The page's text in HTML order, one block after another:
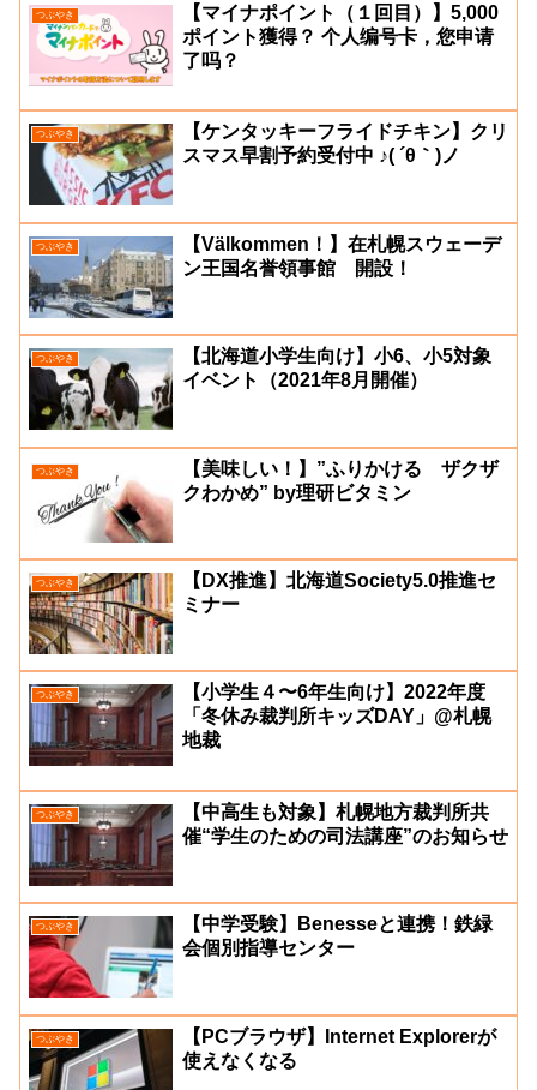
つぶやき
【マイナポイント（１回目）】5,000
ポイント獲得？ 个人编号卡，您申请
了吗？
つぶやき
【ケンタッキーフライドチキン】クリ
スマス早割予約受付中 ♪( ´θ｀)ノ
つぶやき
【Välkommen！】在札幌スウェーデ
ン王国名誉領事館 開設！
つぶやき
【北海道小学生向け】小6、小5対象
イベント（2021年8月開催）
つぶやき
【美味しい！】”ふりかける ザクザ
クわかめ” by理研ビタミン
つぶやき
【DX推進】北海道Society5.0推進セ
ミナー
つぶやき
【小学生４〜6年生向け】2022年度
「冬休み裁判所キッズDAY」@札幌
地裁
つぶやき
【中高生も対象】札幌地方裁判所共
催“学生のための司法講座”のお知らせ
つぶやき
【中学受験】Benesseと連携！鉄緑
会個別指導センター
つぶやき
【PCブラウザ】Internet Explorerが
使えなくなる